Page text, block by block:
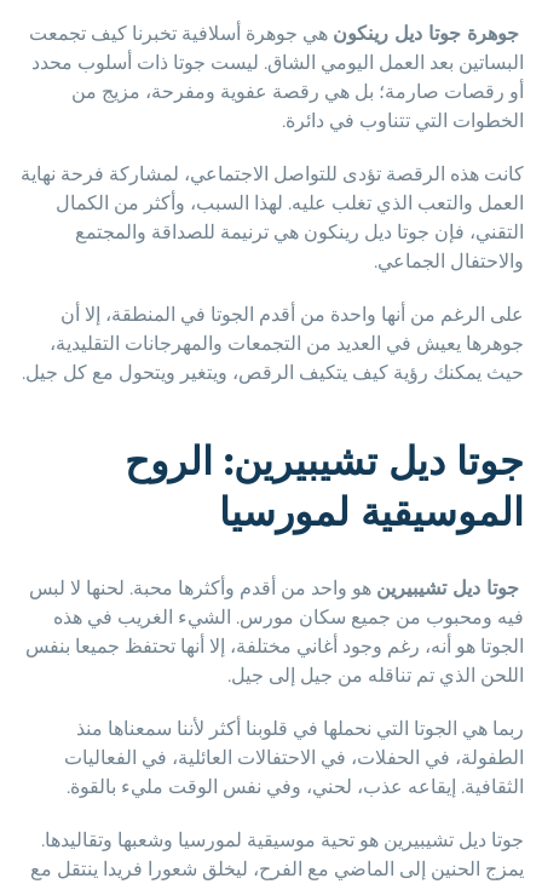
جوهرة جوتا ديل رينكونهي جوهرة أسلافية تخبرنا كيف تجمعت
البساتين بعد العمل اليومي الشاق. ليست جوتا ذات أسلوب محدد
أو رقصات صارمة؛ بل هي رقصة عفوية ومفرحة، مزيج من
الخطوات التي تتناوب في دائرة.
كانت هذه الرقصة تؤدى للتواصل الاجتماعي، لمشاركة فرحة نهاية
العمل والتعب الذي تغلب عليه. لهذا السبب، وأكثر من الكمال
التقني، فإن جوتا ديل رينكون هي ترنيمة للصداقة والمجتمع
والاحتفال الجماعي.
على الرغم من أنها واحدة من أقدم الجوتا في المنطقة، إلا أن
جوهرها يعيش في العديد من التجمعات والمهرجانات التقليدية،
حيث يمكنك رؤية كيف يتكيف الرقص، ويتغير ويتحول مع كل جيل.
جوتا ديل تشيبيرين: الروح
الموسيقية لمورسيا
جوتا ديل تشيبيرينهو واحد من أقدم وأكثرها محبة. لحنها لا لبس
فيه ومحبوب من جميع سكان مورس. الشيء الغريب في هذه
الجوتا هو أنه، رغم وجود أغاني مختلفة، إلا أنها تحتفظ جميعا بنفس
اللحن الذي تم تناقله من جيل إلى جيل.
ربما هي الجوتا التي نحملها في قلوبنا أكثر لأننا سمعناها منذ
الطفولة، في الحفلات، في الاحتفالات العائلية، في الفعاليات
الثقافية. إيقاعه عذب، لحني، وفي نفس الوقت مليء بالقوة.
جوتا ديل تشيبيرين هو تحية موسيقية لمورسيا وشعبها وتقاليدها.
يمزج الحنين إلى الماضي مع الفرح، ليخلق شعورا فريدا ينتقل مع